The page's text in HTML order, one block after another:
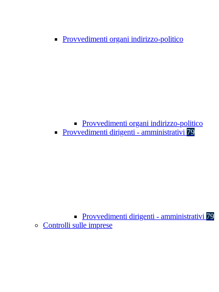
Provvedimenti organi indirizzo-politico
Provvedimenti organi indirizzo-politico
Provvedimenti dirigenti - amministrativi 79
Provvedimenti dirigenti - amministrativi 79
Controlli sulle imprese